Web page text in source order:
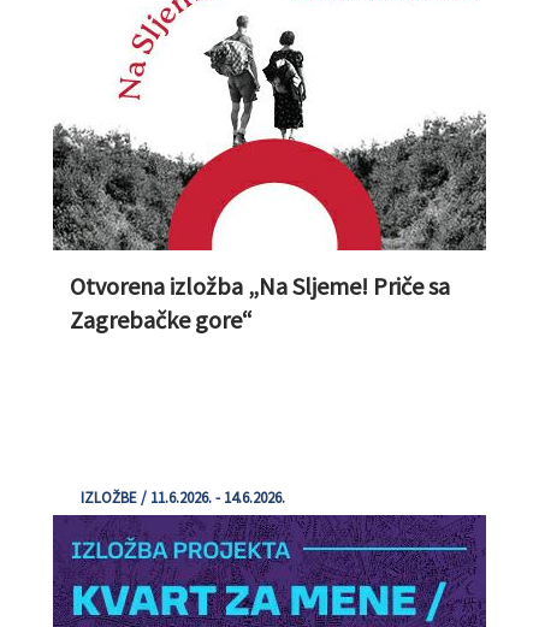
Otvorena izložba „Na Sljeme! Priče sa
Zagrebačke gore“
IZLOŽBE / 11.6.2026. - 14.6.2026.